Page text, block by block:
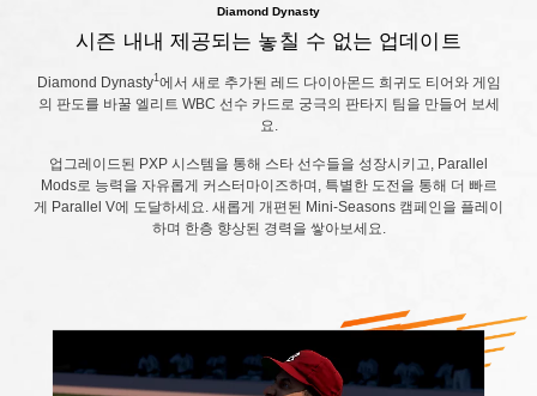
Diamond Dynasty
시즌 내내 제공되는 놓칠 수 없는 업데이트
Diamond Dynasty1에서 새로 추가된 레드 다이아몬드 희귀도 티어와 게임
의 판도를 바꿀 엘리트 WBC 선수 카드로 궁극의 판타지 팀을 만들어 보세
요.
업그레이드된 PXP 시스템을 통해 스타 선수들을 성장시키고, Parallel
Mods로 능력을 자유롭게 커스터마이즈하며, 특별한 도전을 통해 더 빠르
게 Parallel V에 도달하세요. 새롭게 개편된 Mini-Seasons 캠페인을 플레이
하며 한층 향상된 경력을 쌓아보세요.